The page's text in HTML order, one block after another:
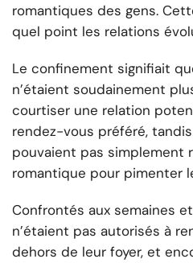
romantiques des gens.
quel point les relations
Le confinement signifiait
n’étaient soudainement
courtiser une relation
rendez-vous préféré,
pouvaient pas simplement
romantique pour pimenter
Confrontés aux semaines
n’étaient pas autorisés à
dehors de leur foyer, et